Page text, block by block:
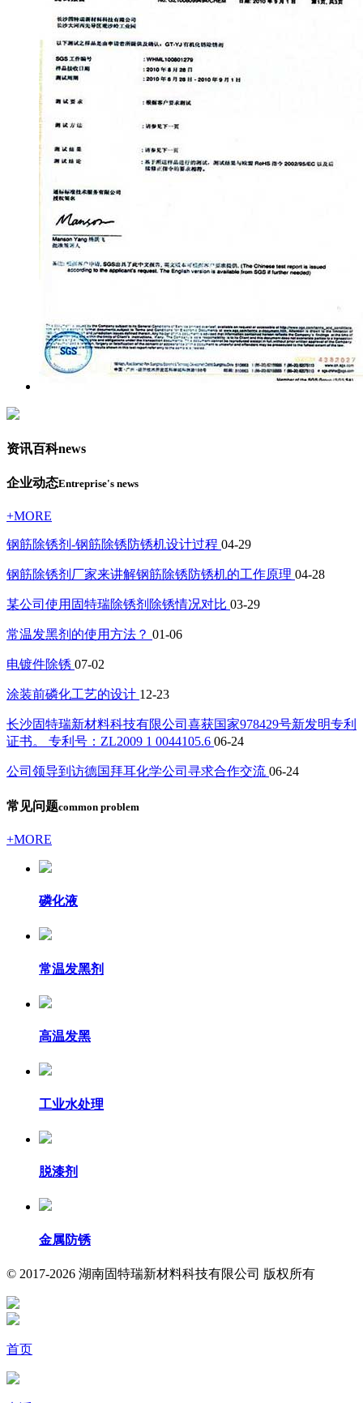
资讯百科news
企业动态Entreprise's news
+MORE
钢筋除锈剂-钢筋除锈防锈机设计过程 04-29
钢筋除锈剂厂家来讲解钢筋除锈防锈机的工作原理 04-28
某公司使用固特瑞除锈剂除锈情况对比 03-29
常温发黑剂的使用方法？ 01-06
电镀件除锈 07-02
涂装前磷化工艺的设计 12-23
长沙固特瑞新材料科技有限公司喜获国家978429号新发明专利
证书。 专利号：ZL2009 1 0044105.6 06-24
公司领导到访德国拜耳化学公司寻求合作交流 06-24
常见问题common problem
+MORE
磷化液
常温发黑剂
高温发黑
工业水处理
脱漆剂
金属防锈
© 2017-2026 湖南固特瑞新材料科技有限公司 版权所有
首页